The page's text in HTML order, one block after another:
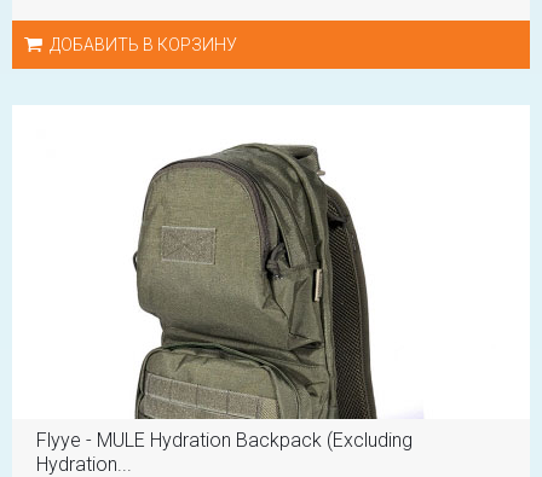
ДОБАВИТЬ В КОРЗИНУ
Flyye - MULE Hydration Backpack (Excluding
Hydration...